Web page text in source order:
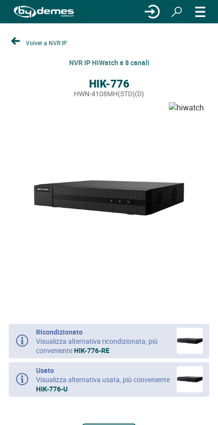
Volver a NVR IP
NVR IP HiWatch a 8 canali
HIK-776
HWN-4108MH(STD)(D)
Ricondizionato
Visualizza alternativa ricondizionata, più
convenienteHIK-776-RE
Usato
Visualizza alternativa usata, più conveniente
HIK-776-U